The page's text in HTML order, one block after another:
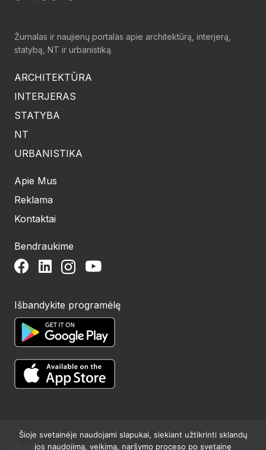
Žurnalas ir naujienų portalas apie architektūrą, interjerą,
statybą, NT ir urbanistiką.
ARCHITEKTŪRA
INTERJERAS
STATYBA
NT
URBANISTIKA
Apie Mus
Reklama
Kontaktai
Bendraukime
Išbandykite programėlę
© 2024 UAB Structum projektai. Visos teisės saugomos.
Šioje svetainėje naudojami slapukai, siekiant užtikrinti sklandų
jos naudojimą, veikimą, naršymo proceso po svetainę